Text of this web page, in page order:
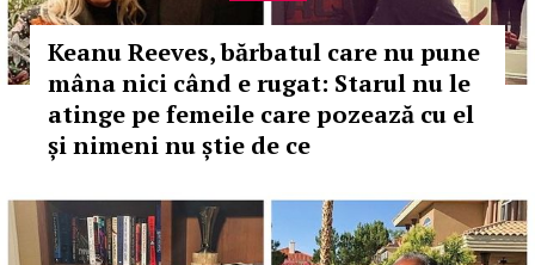
Keanu Reeves, bărbatul care nu pune
mâna nici când e rugat: Starul nu le
atinge pe femeile care pozează cu el
și nimeni nu știe de ce